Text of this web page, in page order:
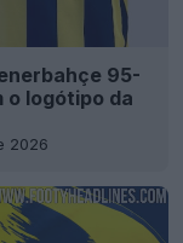
95-
logótipo da
2026